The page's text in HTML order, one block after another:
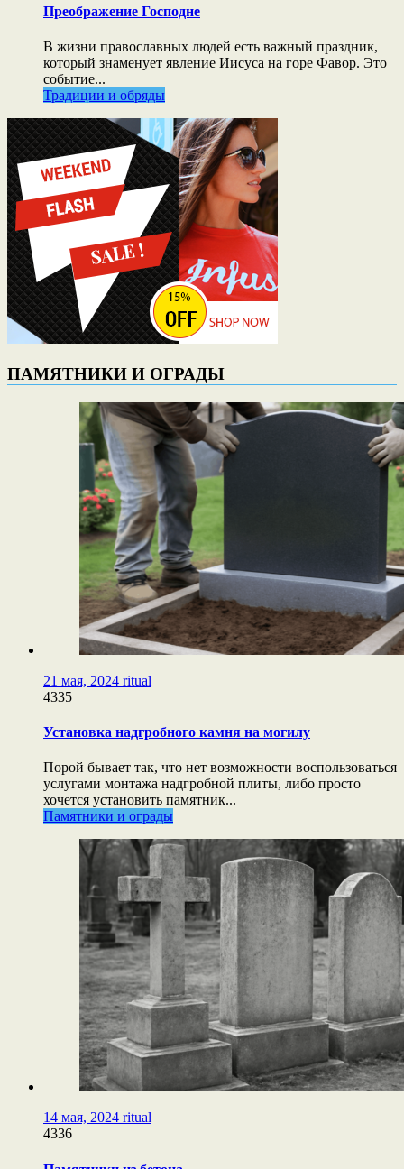
Преображение Господне
В жизни православных людей есть важный праздник,
который знаменует явление Иисуса на горе Фавор. Это
событие...
Традиции и обряды
ПАМЯТНИКИ И ОГРАДЫ
21 мая, 2024 ritual
4335
Установка надгробного камня на могилу
Порой бывает так, что нет возможности воспользоваться
услугами монтажа надгробной плиты, либо просто
хочется установить памятник...
Памятники и ограды
14 мая, 2024 ritual
4336